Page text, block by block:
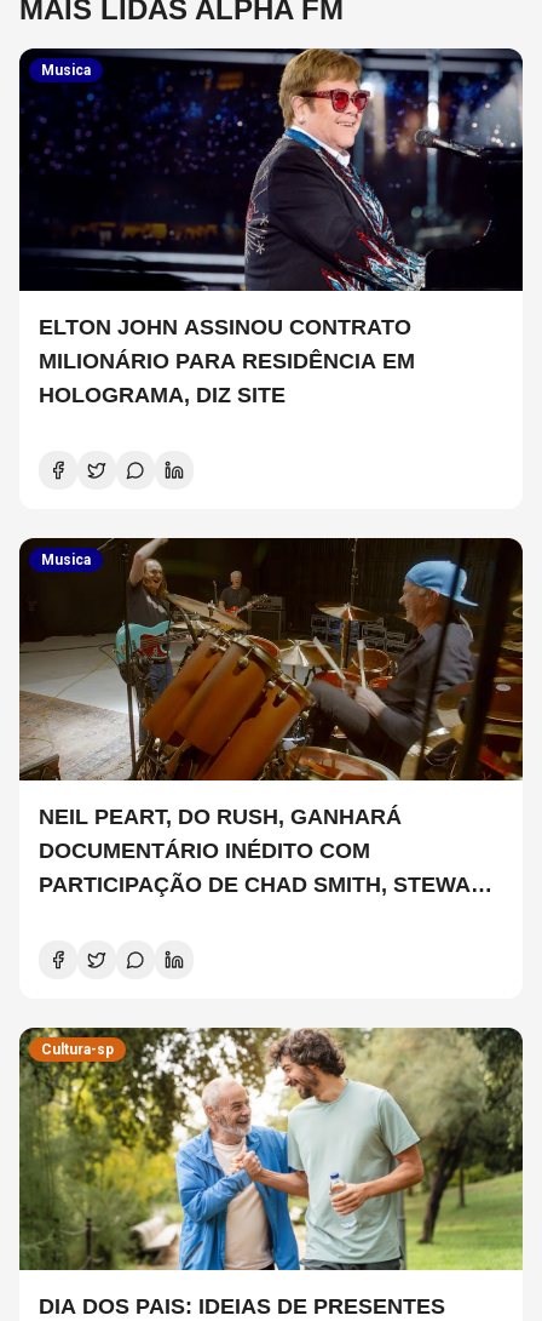
MAIS LIDAS ALPHA FM
Musica
ELTON JOHN ASSINOU CONTRATO
MILIONÁRIO PARA RESIDÊNCIA EM
HOLOGRAMA, DIZ SITE
Musica
NEIL PEART, DO RUSH, GANHARÁ
DOCUMENTÁRIO INÉDITO COM
PARTICIPAÇÃO DE CHAD SMITH, STEWART
Cultura-sp
DIA DOS PAIS: IDEIAS DE PRESENTES